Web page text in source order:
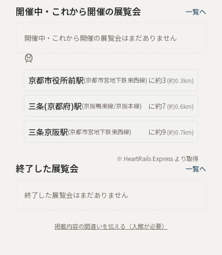
開催中・これから開催の展覧会 一覧へ
開催中・これから開催の展覧会はまだありません
京都市役所前駅(京都市営地下鉄東西線) に約3 (約0.3km)
三条(京都府)駅(京阪鴨東線/京阪本線) に約7 (約0.6km)
三条京阪駅(京都市営地下鉄東西線) に約9 (約0.7km)
※ HeartRails Express より取得
終了した展覧会 一覧へ
終了した展覧会はまだありません
掲載内容の間違いを伝える（入館が必要）